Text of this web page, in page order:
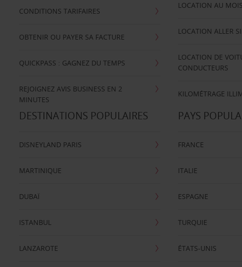
CONDITIONS TARIFAIRES
OBTENIR OU PAYER SA FACTURE
QUICKPASS : GAGNEZ DU TEMPS
REJOIGNEZ AVIS BUSINESS EN 2
MINUTES
LOCATION AU MOIS
LOCATION ALLER
LOCATION DE
CONDUCTEURS
KILOMÉTRAGE
DESTINATIONS POPULAIRES
DISNEYLAND PARIS
MARTINIQUE
DUBAÏ
ISTANBUL
LANZAROTE
PAYS
FRANCE
ITALIE
ESPAGNE
TURQUIE
ÉTATS-UNIS